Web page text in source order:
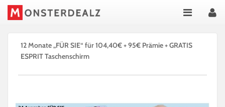
12 Monate „FÜR SIE“ für 104,40€ + 95€ Prämie + GRATIS
ESPRIT Taschenschirm